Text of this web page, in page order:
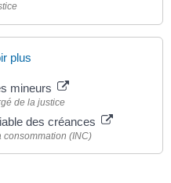
plus
mineurs
de la justice
des créances
consommation (INC)